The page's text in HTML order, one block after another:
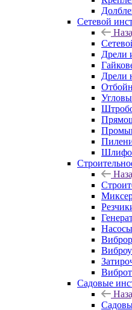
Сетевой
Дрели
Дрели
Насосы
Садовые